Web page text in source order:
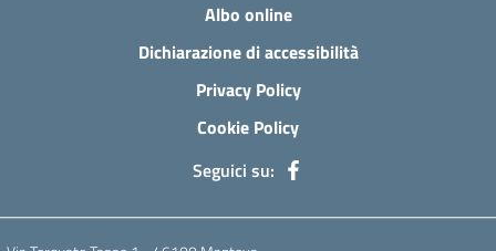
Albo online
Dichiarazione di accessibilità
Privacy Policy
Cookie Policy
Seguici su: